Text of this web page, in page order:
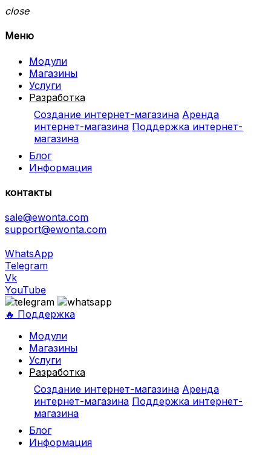
close
Меню
Модули
Магазины
Услуги
Разработка
Создание интернет-магазина Аренда
интернет-магазина Поддержка интернет-
магазина
Блог
Информация
контакты
sale@ewonta.com
support@ewonta.com
WhatsApp
Telegram
Vk
YouTube
🔥 Поддержка
Модули
Магазины
Услуги
Разработка
Создание интернет-магазина Аренда
интернет-магазина Поддержка интернет-
магазина
Блог
Информация